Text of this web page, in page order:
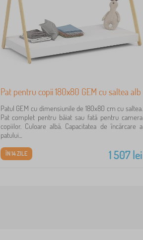
Pat pentru copii 180x80 GEM cu saltea alb
Patul GEM cu dimensiunile de 180x80 cm cu saltea.
Pat complet pentru băiat sau fată pentru camera
copiilor. Culoare albă. Capacitatea de încărcare a
patului...
1 507lei
ÎN 14 ZILE